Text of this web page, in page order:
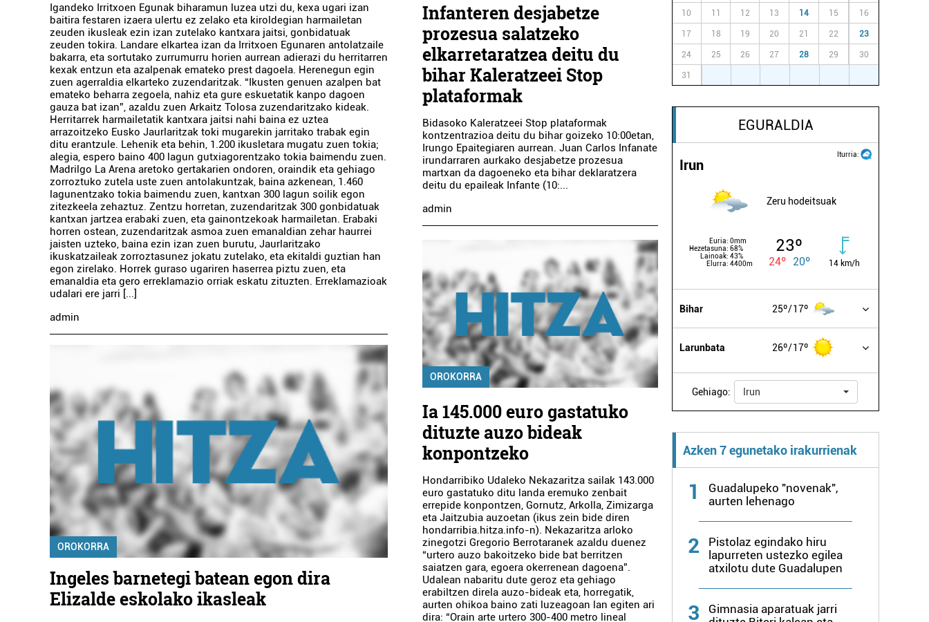
Igandeko Irritxoen Egunak biharamun luzea utzi du, kexa ugari izan
baitira festaren izaera ulertu ez zelako eta kiroldegian harmailetan
zeuden ikusleak ezin izan zutelako kantxara jaitsi, gonbidatuak
zeuden tokira. Landare elkartea izan da Irritxoen Egunaren antolatzaile
bakarra, eta sortutako zurrumurru horien aurrean adierazi du herritarren
kexak entzun eta azalpenak emateko prest dagoela. Herenegun egin
zuen agerraldia elkarteko zuzendaritzak. “Ikusten genuen azalpen bat
emateko beharra zegoela, nahiz eta gure eskuetatik kanpo dagoen
gauza bat izan”, azaldu zuen Arkaitz Tolosa zuzendaritzako kideak.
Herritarrek harmailetatik kantxara jaitsi nahi baina ez uztea
arrazoitzeko Eusko Jaurlaritzak toki mugarekin jarritako trabak egin
ditu erantzule. Lehenik eta behin, 1.200 ikusletara mugatu zuen tokia;
alegia, espero baino 400 lagun gutxiagorentzako tokia baimendu zuen.
Madrilgo La Arena aretoko gertakarien ondoren, oraindik eta gehiago
zorroztuko zutela uste zuen antolakuntzak, baina azkenean, 1.460
lagunentzako tokia baimendu zuen, kantxan 300 lagun soilik egon
zitezkeela zehaztuz. Zentzu horretan, zuzendaritzak 300 gonbidatuak
kantxan jartzea erabaki zuen, eta gainontzekoak harmailetan. Erabaki
horren ostean, zuzendaritzak asmoa zuen emanaldian zehar haurrei
jaisten uzteko, baina ezin izan zuen burutu, Jaurlaritzako
ikuskatzaileak zorroztasunez jokatu zutelako, eta ekitaldi guztian han
egon zirelako. Horrek guraso ugariren haserrea piztu zuen, eta
emanaldia eta gero erreklamazio orriak eskatu zituzten. Erreklamazioak
udalari ere jarri [...]
admin
OROKORRA
Ingeles barnetegi batean egon dira
Elizalde eskolako ikasleak
Infanteren desjabetze
prozesua salatzeko
elkarretaratzea deitu du
bihar Kaleratzeei Stop
plataformak
Bidasoko Kaleratzeei Stop plataformak
kontzentrazioa deitu du bihar goizeko 10:00etan,
Irungo Epaitegiaren aurrean. Juan Carlos Infanate
irundarraren aurkako desjabetze prozesua
martxan da dagoeneko eta bihar deklaratzera
deitu du epaileak Infante (10:...
admin
OROKORRA
Ia 145.000 euro gastatuko
dituzte auzo bideak
konpontzeko
Hondarribiko Udaleko Nekazaritza sailak 143.000
euro gastatuko ditu landa eremuko zenbait
errepide konpontzen, Gornutz, Arkolla, Zimizarga
eta Jaitzubia auzoetan (ikus zein bide diren
hondarribia.hitza.info-n). Nekazaritza arloko
zinegotzi Gregorio Berrotaranek azaldu duenez
“urtero auzo bakoitzeko bide bat berritzen
saiatzen gara, egoera okerrenean dagoena”.
Udalean nabaritu dute geroz eta gehiago
erabiltzen direla auzo-bideak eta, horregatik,
aurten ohikoa baino zati luzeagoan lan egiten ari
dira: “Orain arte urtero 300-400 metro lineal
10 11 12 13 14 15 16
17 18 19 20 21 22 23
24 25 26 27 28 29 30
31
EGURALDIA
Iturria:
Irun
Zeru hodeitsuak
Euria: 0mm
Hezetasuna: 68%
Lainoak: 43%
Elurra: 4400m
23º
24º 20º 14 km/h
Bihar 25º 17º
Larunbata 26º 17º
Gehiago: Irun
Azken 7 egunetako irakurrienak
1
Guadalupeko "novenak",
aurten lehenago
2
Pistolaz egindako hiru
lapurreten ustezko egilea
atxilotu dute Guadalupen
3
Gimnasia aparatuak jarri